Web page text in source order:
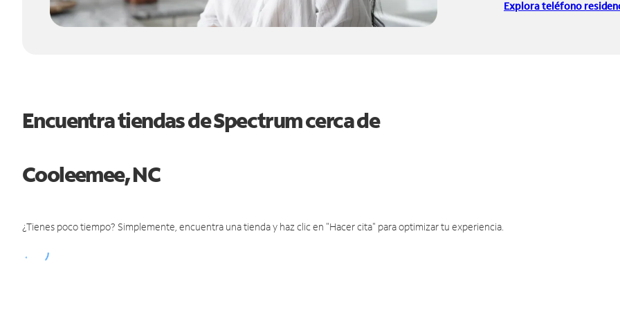
Explora teléfono
Encuentra tiendas de Spectrum cerca de
Cooleemee, NC
¿Tienes poco tiempo? Simplemente, encuentra una tienda y haz clic en "Hacer cita" para optimizar tu experiencia.